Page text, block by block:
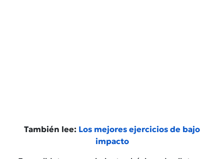
También lee: Los mejores ejercicios de bajo
impacto